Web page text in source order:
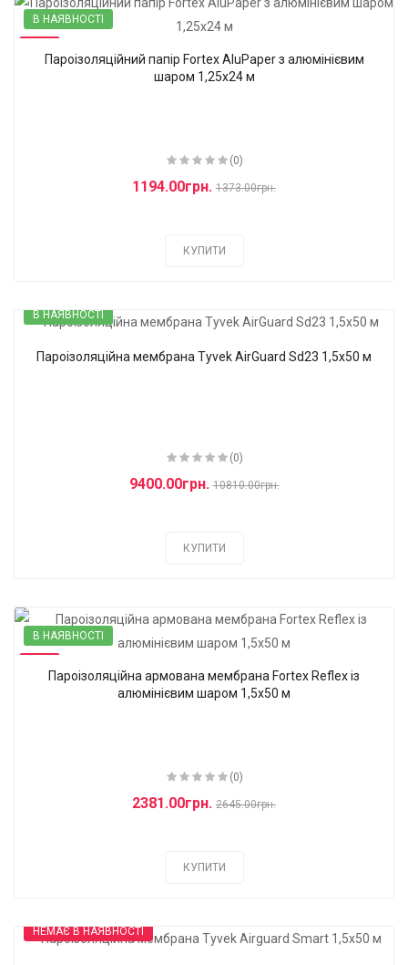
В НАЯВНОСТІ
Пароізоляційний папір Fortex AluPaper з алюмінієвим
шаром 1,25x24 м
(0)
1194.00грн. 1373.00грн.
КУПИТИ
В НАЯВНОСТІ
-13%
Пароізоляційна мембрана Tyvek AirGuard Sd23 1,5x50 м
(0)
9400.00грн.10810.00грн.
КУПИТИ
В НАЯВНОСТІ
Пароізоляційна армована мембрана Fortex Reflex із
алюмінієвим шаром 1,5х50 м
(0)
2381.00грн. 2645.00грн.
КУПИТИ
НЕМАЄ В НАЯВНОСТІ